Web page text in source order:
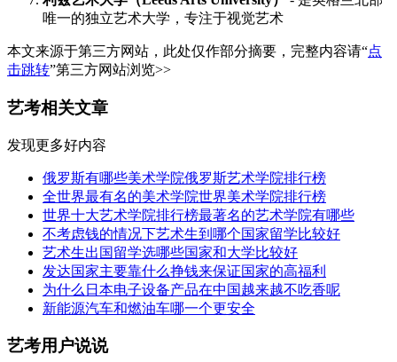
唯一的独立艺术大学，专注于视觉艺术
本文来源于第三方网站，此处仅作部分摘要，完整内容请“点
击跳转”第三方网站浏览>>
艺考相关文章
发现更多好内容
俄罗斯有哪些美术学院俄罗斯艺术学院排行榜
全世界最有名的美术学院世界美术学院排行榜
世界十大艺术学院排行榜最著名的艺术学院有哪些
不考虑钱的情况下艺术生到哪个国家留学比较好
艺术生出国留学选哪些国家和大学比较好
发达国家主要靠什么挣钱来保证国家的高福利
为什么日本电子设备产品在中国越来越不吃香呢
新能源汽车和燃油车哪一个更安全
艺考用户说说